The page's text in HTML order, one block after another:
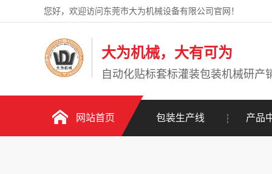
您好，欢迎访问东莞市大为机械设备有限公司官网！
大为机械，大有可为
自动化贴标套标灌装包装机械研产
网站首页 包装生产线 产品